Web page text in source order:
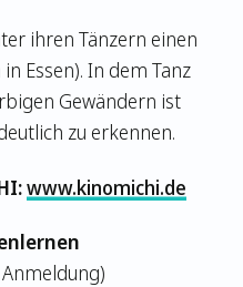
ihren Tänzern einen
Essen). In dem Tanz
Gewändern ist
zu erkennen.
www.kinomichi.de